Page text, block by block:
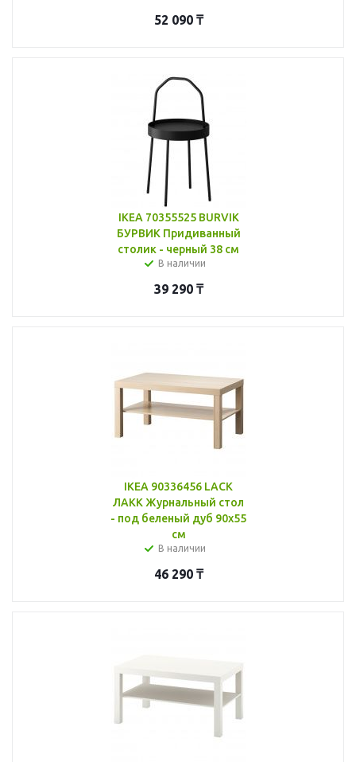
52 090₸
IKEA 70355525 BURVIK
БУРВИК Придиванный
столик - черный 38 см
В наличии
39 290₸
IKEA 90336456 LACK
ЛАКК Журнальный стол
- под беленый дуб 90x55
см
В наличии
46 290₸